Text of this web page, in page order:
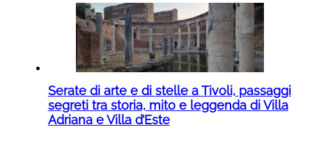
Serate di arte e di stelle a Tivoli, passaggi
segreti tra storia, mito e leggenda di Villa
Adriana e Villa d’Este